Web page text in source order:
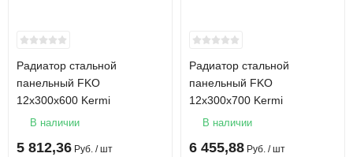
Радиатор стальной
панельный FKO
12х300х600 Kermi
В наличии
5 812,36 Руб. / шт
Радиатор стальной
панельный FKO
12х300х700 Kermi
В наличии
6 455,88 Руб. / шт